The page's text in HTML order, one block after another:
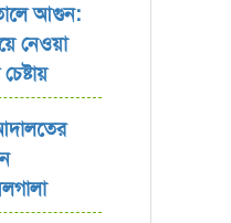
আগুন:
নেওয়া